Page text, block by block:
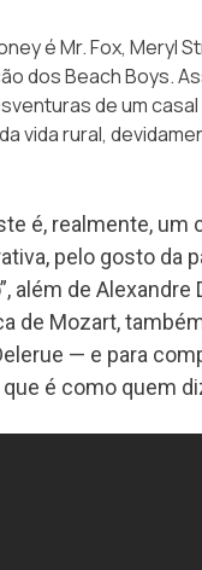
é Mr. Fox, Meryl
dos Beach Boys.
de um
vida rural,
é, realmente, um
pelo gosto da
além de
de Mozart,
— e para
que é como quem